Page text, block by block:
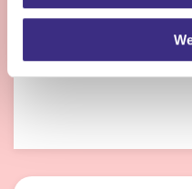
iets anders doen? Dan
Je werkt op
gehandicaptenzorg,